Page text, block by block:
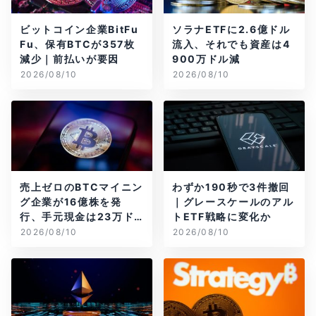
ビットコイン企業BitFu
Fu、保有BTCが357枚
減少｜前払いが要因
2026/08/10
ソラナETFに2.6億ドル
流入、それでも資産は4
900万ドル減
2026/08/10
売上ゼロのBTCマイニン
グ企業が16億株を発
行、手元現金は23万ド
ル
2026/08/10
わずか190秒で3件撤回
｜グレースケールのアル
トETF戦略に変化か
2026/08/10